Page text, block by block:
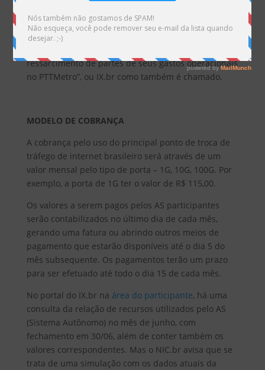
Começa a cobrança pelo uso pelo PPT São Paulo
. O
Núcleo de informação e Coordenação do Ponto BR
ressarcimento de partes de seus gastos operacionais
no PTTMetro”, ou IX.br como também é chamado.
MODELO DE COBRANÇA
A cobrança pelo uso do principal ponto de troca de
tráfego de internet brasileiro será através de um
valor mensal pelo tipo de porta – 1G, 10G, 100G. Por
exemplo, a porta de 1G ter o valor de R$ 115,00.
Os valores a serem pagos pelos AS participantes
serão contabilizados no último dia de cada mês,
gerando uma fatura ou abrindo outros meios de
pagamento que estarão disponíveis até o dia 5 do
mês subsequente. Os pagamentos terão um prazo
para ser efetuado até todo o dia 15 de cada mês.
No portal do IX.br na área do participante, há uma
consulta da relação de recursos utilizados pelo AS
(Sistema Autônomo) no mês de junho, com
fechamento em 30/06, além de conter também os
valores correspondentes. Mas o NIC.br avisa que se
trata de uma simulação com os dados atuais da